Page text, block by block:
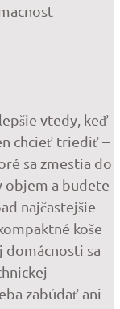
vtedy, keď
chcieť triediť –
sa zmestia do
objem a budete
najčastejšie
koše
domácnosti sa
zabúdať ani